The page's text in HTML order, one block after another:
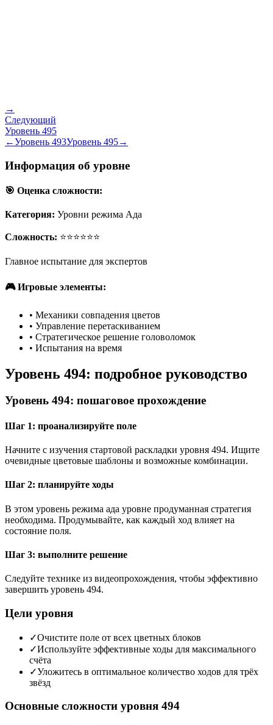
→
Следующий
Уровень 495
←Уровень 493Уровень 495→
Информация об уровне
🎯 Оценка сложности:
Категория: Уровни режима Ада
Сложность: ⭐⭐⭐⭐⭐⭐
Главное испытание для экспертов
🎮 Игровые элементы:
• Механики совпадения цветов
• Управление перетаскиванием
• Стратегическое решение головоломок
• Испытания на время
Уровень 494: подробное руководство
Уровень 494: пошаговое прохождение
Шаг 1: проанализируйте поле
Начните с изучения стартовой раскладки уровня 494. Ищите
очевидные цветовые шаблоны и возможные комбинации.
Шаг 2: планируйте ходы
В этом уровень режима ада уровне продуманная стратегия
необходима. Продумывайте, как каждый ход влияет на
состояние поля.
Шаг 3: выполните решение
Следуйте технике из видеопрохождения, чтобы эффективно
завершить уровень 494.
Цели уровня
✓Очистите поле от всех цветных блоков
✓Используйте эффективные ходы для максимального
счёта
✓Уложитесь в оптимальное количество ходов для трёх
звёзд
Основные сложности уровня 494